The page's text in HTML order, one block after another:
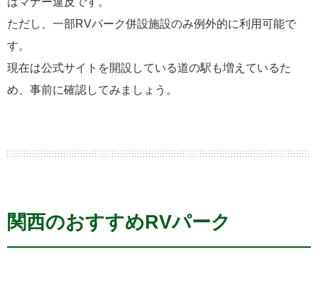
ただし、一部RVパーク併設施設のみ例外的に利用可能で
す。
現在は公式サイトを開設している道の駅も増えているた
め、事前に確認してみましょう。
関西のおすすめRVパーク